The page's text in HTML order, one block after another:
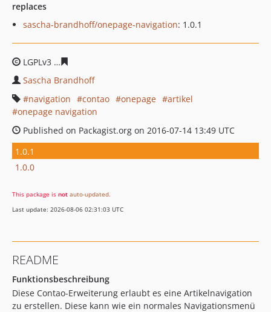
replaces
sascha-brandhoff/onepage-navigation: 1.0.1
LGPLv3
Sascha Brandhoff
navigation
contao onepage
artikel
onepage navigation
Published on Packagist.org on 2016-07-14 13:49 UTC
1.0.1
1.0.0
This package is not auto-updated.
Last update: 2026-08-06 02:31:03 UTC
README
Funktionsbeschreibung
Diese Contao-Erweiterung erlaubt es eine Artikelnavigation
zu erstellen. Diese kann wie ein normales Navigationsmenü